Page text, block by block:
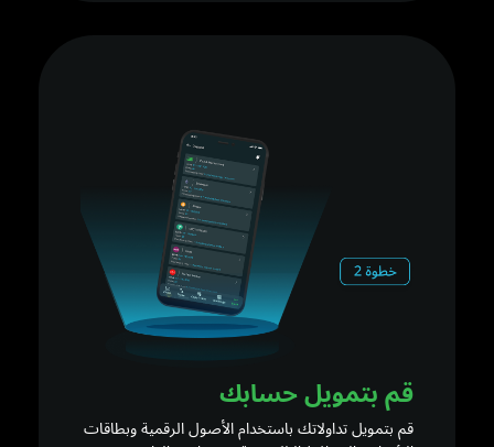
قم بتمويل حسابك
قم بتمويل تداولاتك باستخدام الأصول الرقمية وبطاقات